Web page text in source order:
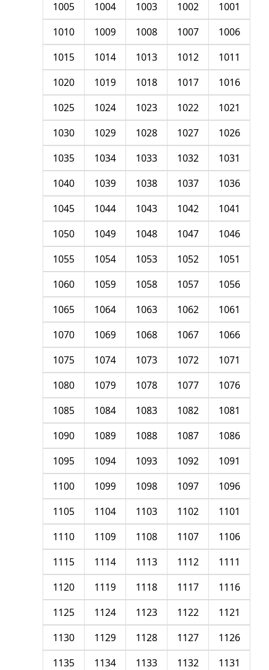
1001
1002
1003
1004
1005
1006
1007
1008
1009
1010
1011
1012
1013
1014
1015
1016
1017
1018
1019
1020
1021
1022
1023
1024
1025
1026
1027
1028
1029
1030
1031
1032
1033
1034
1035
1036
1037
1038
1039
1040
1041
1042
1043
1044
1045
1046
1047
1048
1049
1050
1051
1052
1053
1054
1055
1056
1057
1058
1059
1060
1061
1062
1063
1064
1065
1066
1067
1068
1069
1070
1071
1072
1073
1074
1075
1076
1077
1078
1079
1080
1081
1082
1083
1084
1085
1086
1087
1088
1089
1090
1091
1092
1093
1094
1095
1096
1097
1098
1099
1100
1101
1102
1103
1104
1105
1106
1107
1108
1109
1110
1111
1112
1113
1114
1115
1116
1117
1118
1119
1120
1121
1122
1123
1124
1125
1126
1127
1128
1129
1130
1131
1132
1133
1134
1135